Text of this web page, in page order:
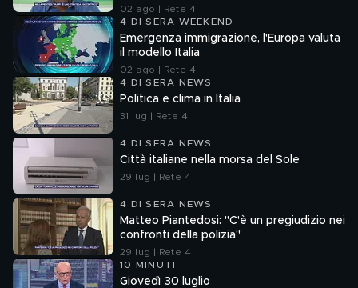
Mendolicchio
02 ago | Rete 4
4 DI SERA WEEKEND
Emergenza immigrazione, l'Europa valuta
il modello Italia
02 ago | Rete 4
4 DI SERA NEWS
Politica e clima in Italia
31 lug | Rete 4
4 DI SERA NEWS
Città italiane nella morsa del Sole
29 lug | Rete 4
4 DI SERA NEWS
Matteo Piantedosi: "C'è un pregiudizio nei
confronti della polizia"
29 lug | Rete 4
10 MINUTI
Giovedì 30 luglio